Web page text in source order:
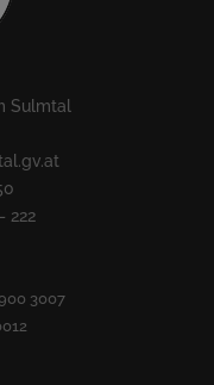
Sulmtal
222
3007